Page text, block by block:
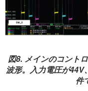
図8. メインのコント
波形。入力電圧が
件